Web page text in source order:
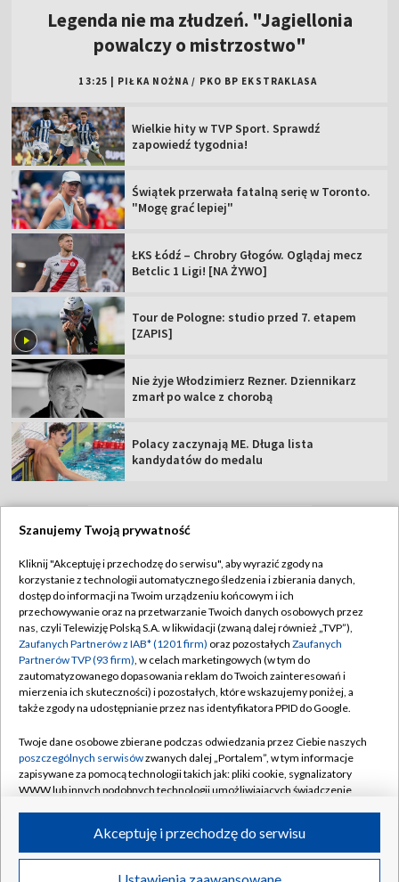
Legenda nie ma złudzeń. "Jagiellonia
powalczy o mistrzostwo"
13:25 PIŁKA NOŻNA / PKO BP EKSTRAKLASA
Wielkie hity w TVP Sport. Sprawdź
zapowiedź tygodnia!
Świątek przerwała fatalną serię w Toronto.
"Mogę grać lepiej"
ŁKS Łódź – Chrobry Głogów. Oglądaj mecz
Betclic 1 Ligi! [NA ŻYWO]
Tour de Pologne: studio przed 7. etapem
[ZAPIS]
Nie żyje Włodzimierz Rezner. Dziennikarz
zmarł po walce z chorobą
Polacy zaczynają ME. Długa lista
kandydatów do medalu
Abonament TVP
Sklep TVP
Biuro Reklamy
Oferta Handlowa
Telegazeta ogłoszenia
Rada Programowa
Ogłoszenia przetargowe
Akademia Telewizyjna
Informacje o nadawcy
Regulamin TVP
Polityka prywatności
Moje zgody
Biuro reklamy
Kontakt
Kanały
©2026 Telewizja Polska Spółka Akcyjna w likwidacji
Szanujemy Twoją prywatność
Kliknij "Akceptuję i przechodzę do serwisu", aby wyrazić zgody na
korzystanie z technologii automatycznego śledzenia i zbierania danych,
dostęp do informacji na Twoim urządzeniu końcowym i ich
przechowywanie oraz na przetwarzanie Twoich danych osobowych przez
nas, czyli Telewizję Polską S.A. w likwidacji (zwaną dalej również „TVP”),
Zaufanych Partnerów z IAB* (1201 firm) oraz pozostałych Zaufanych
Partnerów TVP (93 firm), w celach marketingowych (w tym do
zautomatyzowanego dopasowania reklam do Twoich zainteresowań i
mierzenia ich skuteczności) i pozostałych, które wskazujemy poniżej, a
także zgody na udostępnianie przez nas identyfikatora PPID do Google.
Twoje dane osobowe zbierane podczas odwiedzania przez Ciebie naszych
poszczególnych serwisówzwanych dalej „Portalem”, w tym informacje
zapisywane za pomocą technologii takich jak: pliki cookie, sygnalizatory
WWW lub innych podobnych technologii umożliwiających świadczenie
ruchu w Internecie.
Twoje dane osobowe zbierane podczas odwiedzania przez Ciebie
Akceptuję i przechodzę do serwisu